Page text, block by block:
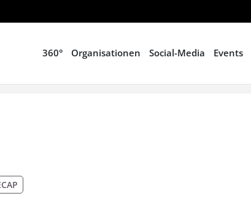
360° Organisationen Social-Media Events